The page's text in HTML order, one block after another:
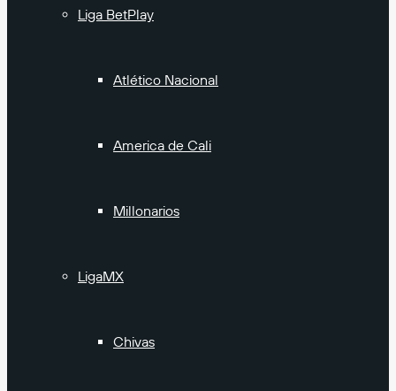
Liga BetPlay
Atlético Nacional
America de Cali
Millonarios
LigaMX
Chivas